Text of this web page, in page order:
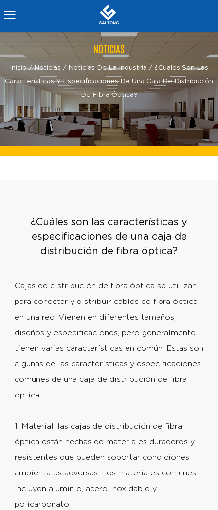
NOTICIAS
Inicio/Noticias / Noticias De La Industria / ¿Cuáles Son Las
Características Y Especificaciones De Una Caja De Distribución
De Fibra Óptica?
¿Cuáles son las características y
especificaciones de una caja de
distribución de fibra óptica?
Cajas de distribución de fibra óptica se utilizan
para conectar y distribuir cables de fibra óptica
en una red. Vienen en diferentes tamaños,
diseños y especificaciones, pero generalmente
tienen varias características en común. Estas son
algunas de las características y especificaciones
comunes de una caja de distribución de fibra
óptica:
1. Material: las cajas de distribución de fibra
óptica están hechas de materiales duraderos y
resistentes que pueden soportar condiciones
ambientales adversas. Los materiales comunes
incluyen aluminio, acero inoxidable y
policarbonato.